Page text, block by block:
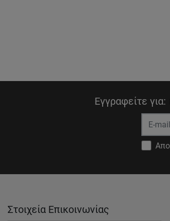
Εγγραφείτε για:
Στοιχεία Επικοινωνίας